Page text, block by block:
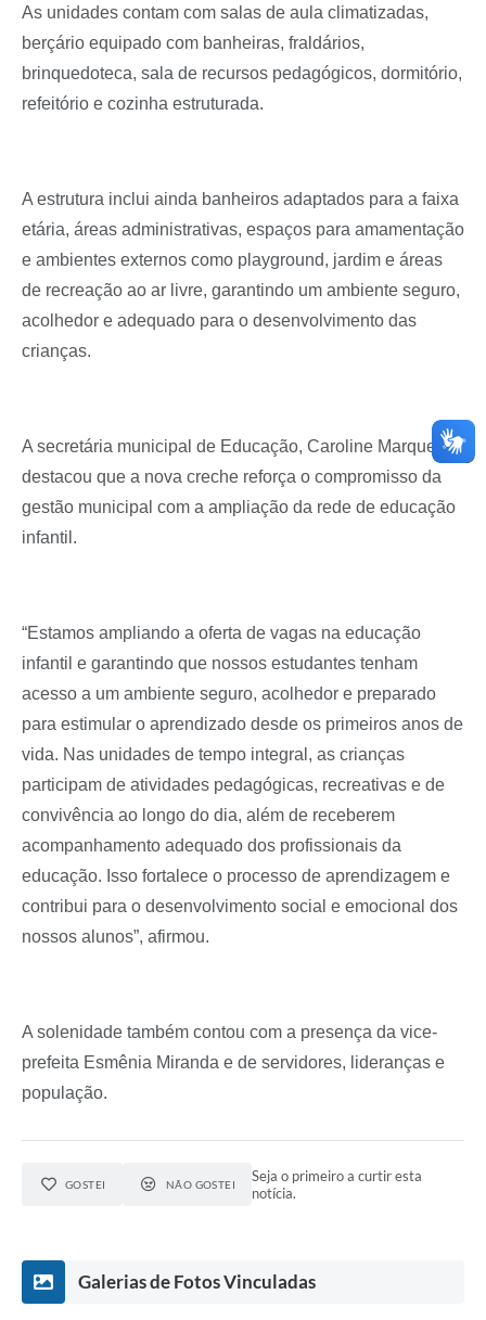
As unidades contam com salas de aula climatizadas,
berçário equipado com banheiras, fraldários,
brinquedoteca, sala de recursos pedagógicos, dormitório,
refeitório e cozinha estruturada.
A estrutura inclui ainda banheiros adaptados para a faixa
etária, áreas administrativas, espaços para amamentação
e ambientes externos como playground, jardim e áreas
de recreação ao ar livre, garantindo um ambiente seguro,
acolhedor e adequado para o desenvolvimento das
crianças.
A secretária municipal de Educação, Caroline Marques,
destacou que a nova creche reforça o compromisso da
gestão municipal com a ampliação da rede de educação
infantil.
“Estamos ampliando a oferta de vagas na educação
infantil e garantindo que nossos estudantes tenham
acesso a um ambiente seguro, acolhedor e preparado
para estimular o aprendizado desde os primeiros anos de
vida. Nas unidades de tempo integral, as crianças
participam de atividades pedagógicas, recreativas e de
convivência ao longo do dia, além de receberem
acompanhamento adequado dos profissionais da
educação. Isso fortalece o processo de aprendizagem e
contribui para o desenvolvimento social e emocional dos
nossos alunos”, afirmou.
A solenidade também contou com a presença da vice-
prefeita Esmênia Miranda e de servidores, lideranças e
população.
GOSTEI NÃO GOSTEI
Seja o primeiro a curtir esta
notícia.
Galerias de Fotos Vinculadas